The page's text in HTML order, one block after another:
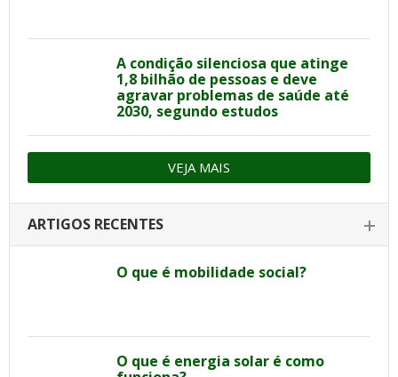
A condição silenciosa que atinge
1,8 bilhão de pessoas e deve
agravar problemas de saúde até
2030, segundo estudos
VEJA MAIS
ARTIGOS RECENTES
O que é mobilidade social?
O que é energia solar é como